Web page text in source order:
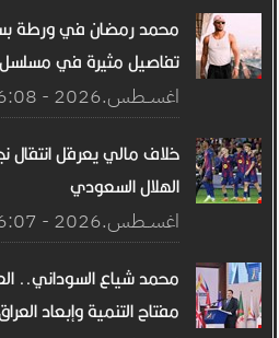
محمد رمضان في ورطة
تفاصيل مثيرة في
08 اغســطس.2026 - 16:08
خلاف مالي يعرقل انتقال
الهلال السعودي
08 اغســطس.2026 - 16:07
محمد شياع السوداني..
مفتاح التنمية وإبعاد